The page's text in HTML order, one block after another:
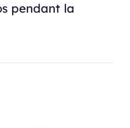
pendant la